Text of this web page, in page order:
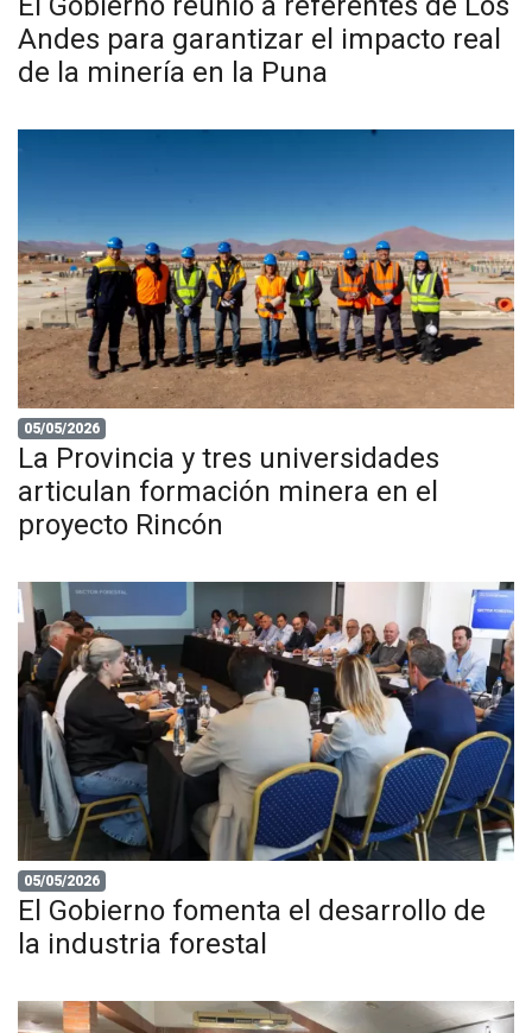
Andes para garantizar el impacto real
de la minería en la Puna
05/05/2026
La Provincia y tres universidades
articulan formación minera en el
proyecto Rincón
05/05/2026
El Gobierno fomenta el desarrollo de
la industria forestal